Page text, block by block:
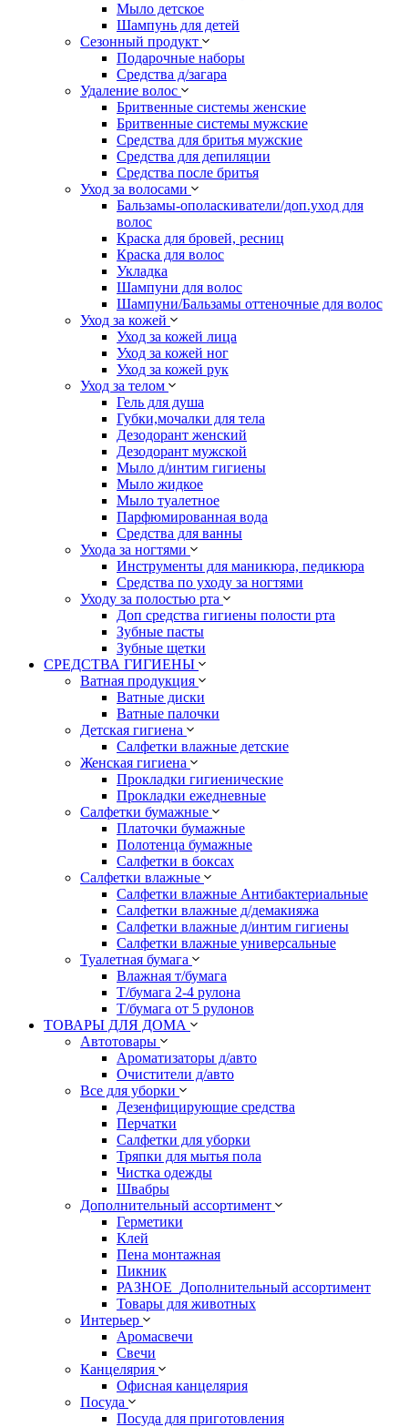
Мыло детское
Шампунь для детей
Сезонный продукт
Подарочные наборы
Средства д/загара
Удаление волос
Бритвенные системы женские
Бритвенные системы мужские
Средства для бритья мужские
Средства для депиляции
Средства после бритья
Уход за волосами
Бальзамы-ополаскиватели/доп.уход для
волос
Краска для бровей, ресниц
Краска для волос
Укладка
Шампуни для волос
Шампуни/Бальзамы оттеночные для волос
Уход за кожей
Уход за кожей лица
Уход за кожей ног
Уход за кожей рук
Уход за телом
Гель для душа
Губки,мочалки для тела
Дезодорант женский
Дезодорант мужской
Мыло д/интим гигиены
Мыло жидкое
Мыло туалетное
Парфюмированная вода
Средства для ванны
Ухода за ногтями
Инструменты для маникюра, педикюра
Средства по уходу за ногтями
Уходу за полостью рта
Доп средства гигиены полости рта
Зубные пасты
Зубные щетки
СРЕДСТВА ГИГИЕНЫ
Ватная продукция
Ватные диски
Ватные палочки
Детская гигиена
Салфетки влажные детские
Женская гигиена
Прокладки гигиенические
Прокладки ежедневные
Салфетки бумажные
Платочки бумажные
Полотенца бумажные
Салфетки в боксах
Салфетки влажные
Салфетки влажные Антибактериальные
Салфетки влажные д/демакияжа
Салфетки влажные д/интим гигиены
Салфетки влажные универсальные
Туалетная бумага
Влажная т/бумага
Т/бумага 2-4 рулона
Т/бумага от 5 рулонов
ТОВАРЫ ДЛЯ ДОМА
Автотовары
Ароматизаторы д/авто
Очистители д/авто
Все для уборки
Дезенфицирующие средства
Перчатки
Салфетки для уборки
Тряпки для мытья пола
Чистка одежды
Швабры
Дополнительный ассортимент
Герметики
Клей
Пена монтажная
Пикник
РАЗНОЕ_Дополнительный ассортимент
Товары для животных
Интерьер
Аромасвечи
Свечи
Канцелярия
Офисная канцелярия
Посуда
Посуда для приготовления